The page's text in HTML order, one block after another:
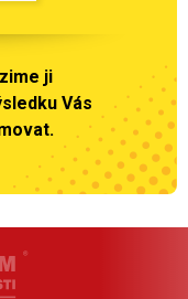
ji
Vás